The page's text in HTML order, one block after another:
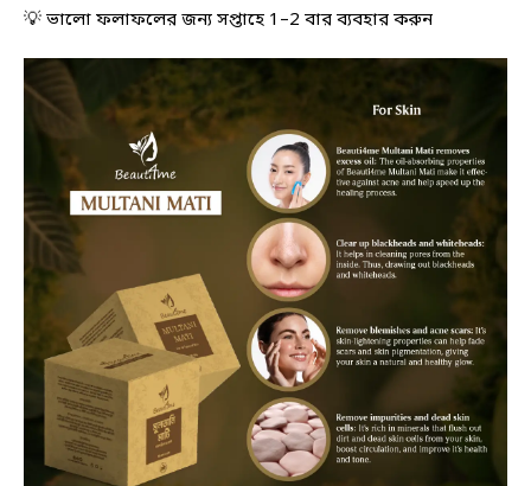
💡 ভালো ফলাফলের জন্য সপ্তাহে 1–2 বার ব্যবহার করুন